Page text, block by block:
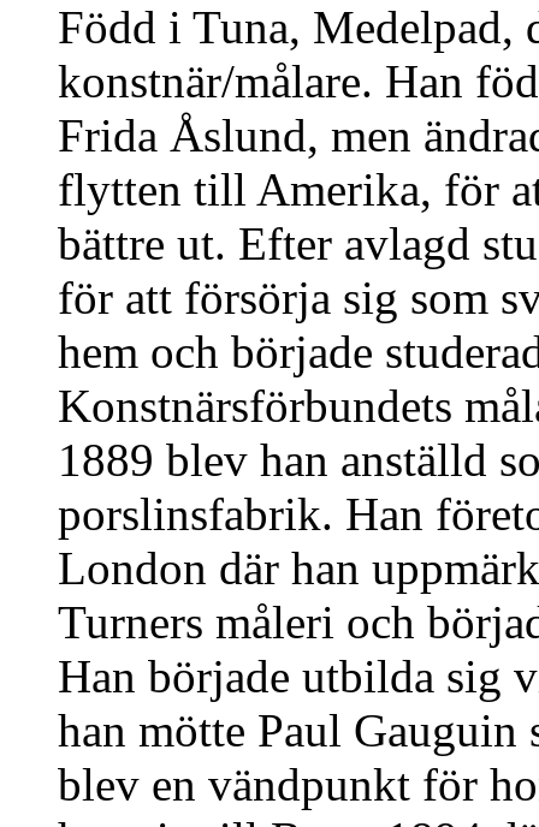
Född i Tuna, Medelpad,
konstnär/målare. Han
Frida Åslund, men
flytten till Amerika, för
bättre ut. Efter avlagd
för att försörja sig som
hem och började
Konstnärsförbundets
1889 blev han anställd
porslinsfabrik. Han
London där han
Turners måleri och
Han började utbilda sig
han mötte Paul Gauguin
blev en vändpunkt för